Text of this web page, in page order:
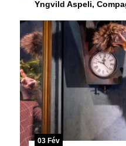
Yngvild Aspeli,
03 Fév